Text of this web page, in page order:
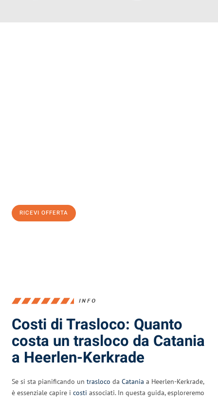
RICEVI OFFERTA
INFO
Costi di Trasloco: Quanto
costa un trasloco da Catania
a Heerlen-Kerkrade
Se si sta pianificando un trasloco da Catania a Heerlen-Kerkrade,
è essenziale capire i costi associati. In questa guida, esploreremo